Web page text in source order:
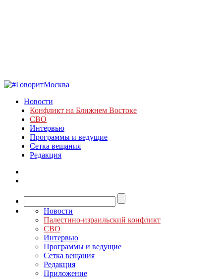
Новости
Конфликт на Ближнем Востоке
СВО
Интервью
Программы и ведущие
Сетка вещания
Редакция
Новости
Палестино-израильский конфликт
СВО
Интервью
Программы и ведущие
Сетка вещания
Редакция
Приложение